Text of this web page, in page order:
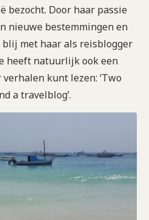
bezocht. Door haar passie
nieuwe bestemmingen en
met haar als reisblogger
heeft natuurlijk ook een
kunt lezen: ‘Two
a travelblog’.